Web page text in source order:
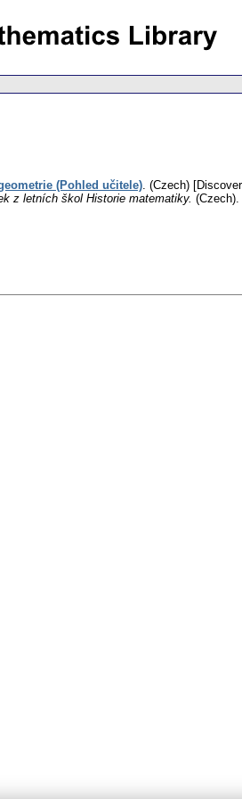
(Pohled učitele). (Czech)
z letních škol Historie matematiky. (Czech).